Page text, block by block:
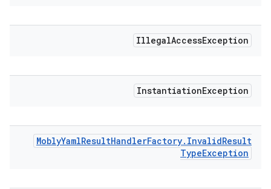
IllegalAccessException
InstantiationException
MoblyYamlResultHandlerFactory. InvalidResult
TypeException